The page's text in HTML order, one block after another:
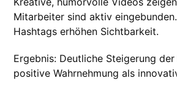
Mitarbeiter sind aktiv
Hashtags erhöhen Sichtbarkeit.
Ergebnis: Deutliche Steigerung
positive Wahrnehmung als